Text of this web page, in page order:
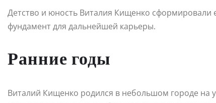
Детство и юность Виталия Кищенко сформировали
фундамент для дальнейшей карьеры.
Ранние годы
Виталий Кищенко родился в небольшом городе на